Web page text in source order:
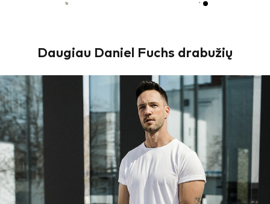
Daugiau Daniel Fuchs drabužių